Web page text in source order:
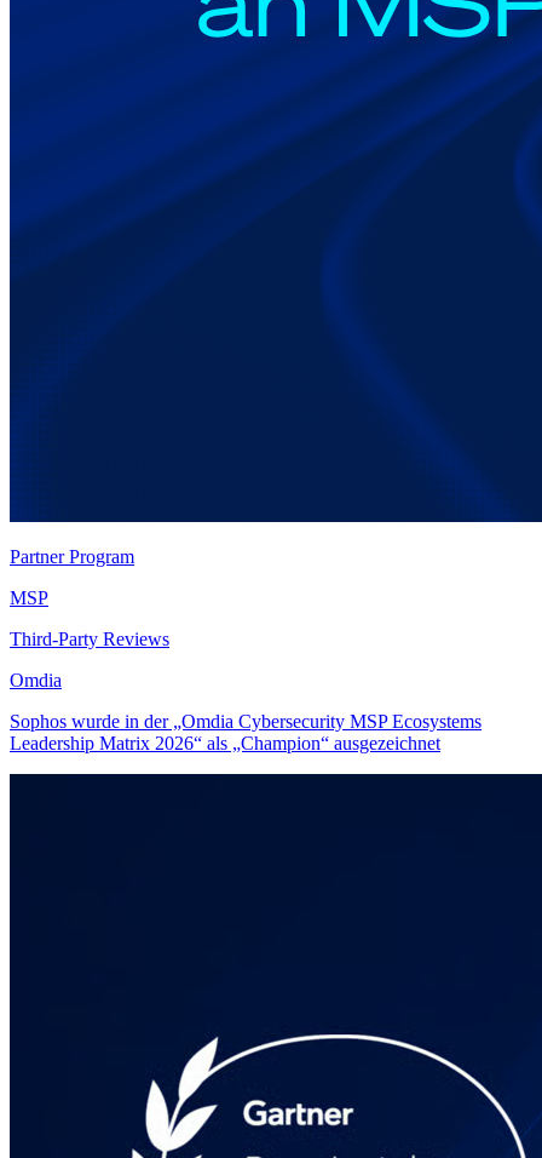
Partner Program
MSP
Third-Party Reviews
Omdia
Sophos wurde in der „Omdia Cybersecurity MSP Ecosystems
Leadership Matrix 2026“ als „Champion“ ausgezeichnet